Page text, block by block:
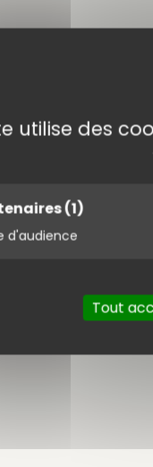
utilise des
(1)
d'audience
Tout
14 participants.
coupe-vent,